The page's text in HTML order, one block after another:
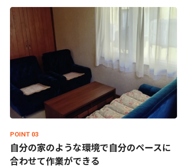
POINT 03
自分の家のような環境で自分のペースに
合わせて作業ができる